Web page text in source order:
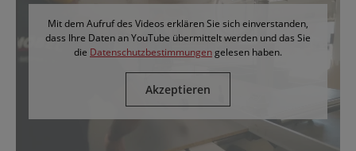
Mit dem Aufruf des Videos erklären Sie sich einverstanden,
dass Ihre Daten an YouTube übermittelt werden und das Sie
die Datenschutzbestimmungengelesen haben.
Akzeptieren